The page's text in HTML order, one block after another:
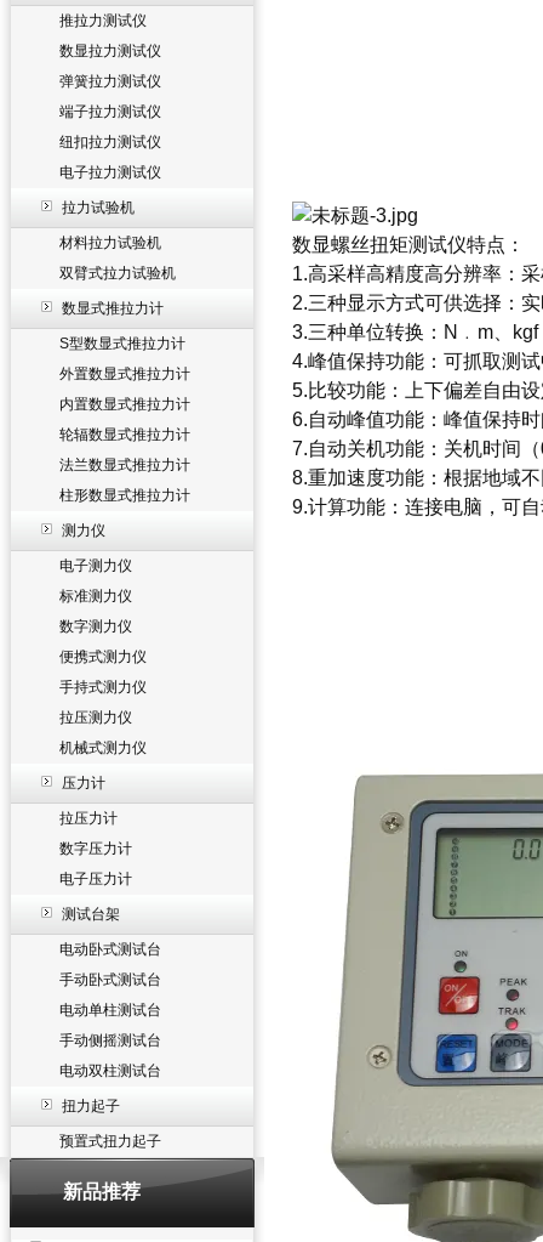
推拉力测试仪
数显拉力测试仪
弹簧拉力测试仪
端子拉力测试仪
纽扣拉力测试仪
电子拉力测试仪
拉力试验机
材料拉力试验机
双臂式拉力试验机
数显式推拉力计
S型数显式推拉力计
外置数显式推拉力计
内置数显式推拉力计
轮辐数显式推拉力计
法兰数显式推拉力计
柱形数显式推拉力计
测力仪
电子测力仪
标准测力仪
数字测力仪
便携式测力仪
手持式测力仪
拉压测力仪
机械式测力仪
压力计
拉压力计
数字压力计
电子压力计
测试台架
电动卧式测试台
手动卧式测试台
电动单柱测试台
手动侧摇测试台
电动双柱测试台
扭力起子
预置式扭力起子
新品推荐
数显螺丝扭矩测试仪特点：
1.高采样高精度高分辨率：
2.三种显示方式可供选择：
3.三种单位转换：N﹒m、
4.峰值保持功能：可抓取测
5.比较功能：上下偏差自由
6.自动峰值功能：峰值保持
7.自动关机功能：关机时间
8.重加速度功能：根据地域
9.计算功能：连接电脑，可